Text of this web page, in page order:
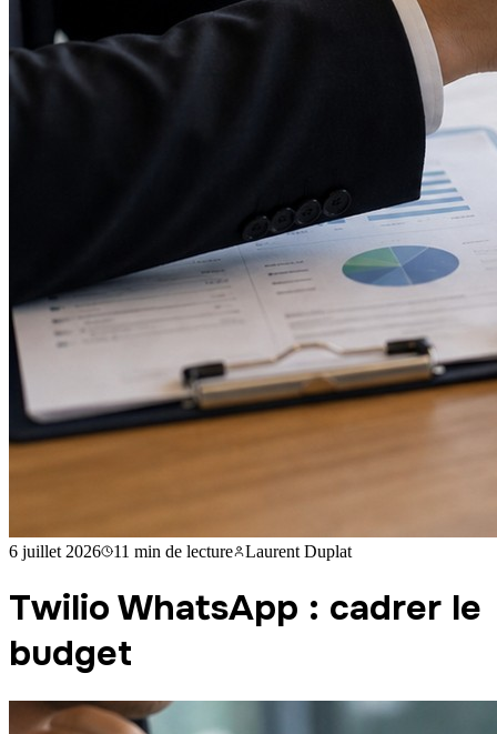
6 juillet 2026 11 min de lecture Laurent Duplat
Twilio WhatsApp : cadrer le
budget